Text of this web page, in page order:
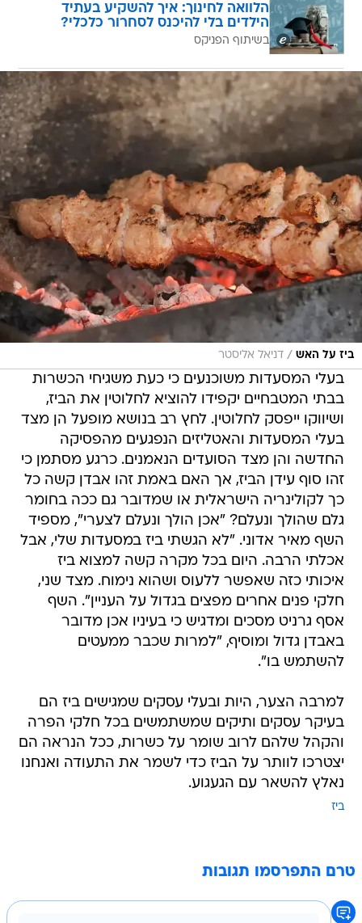
הלוואה לחינוך: איך להשקיע בעתיד
הילדים בלי להיכנס לסחרור כלכלי?
בשיתוף הפניקס
ביז על האש / דניאל אליסטר
בעלי המסעדות משוכנעים כי כעת משגיחי הכשרות
בבתי המטבחיים יקפידו להוציא לחלוטין את הביז,
ושיווקו ייפסק לחלוטין. לחץ רב בנושא מופעל הן מצד
בעלי המסעדות והאטליזים הנפגעים מהפסיקה
החדשה והן מצד הסועדים הנאמנים. כרגע מסתמן כי
זהו סוף עידן הביז, אך האם באמת זהו אבדן קשה כל
כך לקולינריה הישראלית או שמדובר גם ככה בחומר
גלם שהולך ונעלם? "אכן הולך ונעלם לצערי", מספיד
השף מאיר אדוני. "לא הגשתי ביז במסעדות שלי, אבל
אכלתי הרבה. היום בכל מקרה קשה למצוא ביז
איכותי כזה שאפשר ללעוס ושהוא נימוח. מצד שני,
חלקי פנים אחרים מפצים בגדול על העניין". השף
אסף גרניט מסכים ומדגיש כי בעיניו אכן מדובר
באבדן גדול ומוסיף, "למרות שכבר ממעטים
להשתמש בו".
למרבה הצער, היות ובעלי עסקים שמגישים ביז הם
בעיקר עסקים ותיקים שמשתמשים בכל חלקי הפרה
והקהל שלהם לרוב שומר על כשרות, ככל הנראה הם
יצטרכו לוותר על הביז כדי לשמר את התעודה ואנחנו
נאלץ להשאר עם הגעגוע.
ביז
טרם התפרסמו תגובות